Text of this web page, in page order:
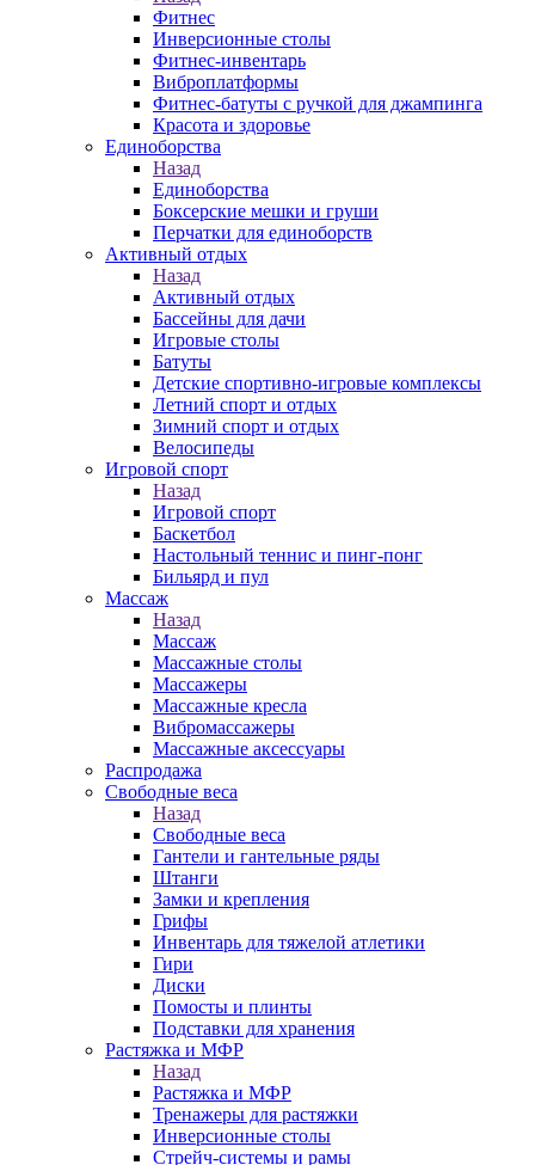
Фитнес
Инверсионные столы
Фитнес-инвентарь
Виброплатформы
Фитнес-батуты с ручкой для джампинга
Красота и здоровье
Единоборства
Назад
Единоборства
Боксерские мешки и груши
Перчатки для единоборств
Активный отдых
Назад
Активный отдых
Бассейны для дачи
Игровые столы
Батуты
Детские спортивно-игровые комплексы
Летний спорт и отдых
Зимний спорт и отдых
Велосипеды
Игровой спорт
Назад
Игровой спорт
Баскетбол
Настольный теннис и пинг-понг
Бильярд и пул
Массаж
Назад
Массаж
Массажные столы
Массажеры
Массажные кресла
Вибромассажеры
Массажные аксессуары
Распродажа
Свободные веса
Назад
Свободные веса
Гантели и гантельные ряды
Штанги
Замки и крепления
Грифы
Инвентарь для тяжелой атлетики
Гири
Диски
Помосты и плинты
Подставки для хранения
Растяжка и МФР
Назад
Растяжка и МФР
Тренажеры для растяжки
Инверсионные столы
Стрейч-системы и рамы